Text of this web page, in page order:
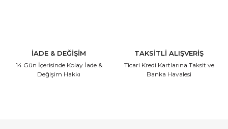
İADE & DEĞİŞİM
14 Gün İçerisinde Kolay İade &
Değişim Hakkı
TAKSİTLİ ALIŞVERİŞ
Ticari Kredi Kartlarına Taksit ve
Banka Havalesi